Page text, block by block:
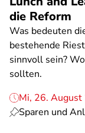
die Reform
Was bedeuten
bestehende
sinnvoll sein?
sollten.
Mi, 26.
Sparen und